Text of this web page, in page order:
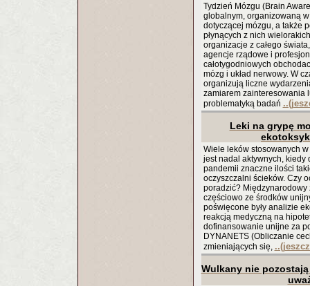
Tydzień Mózgu (Brain
globalnym, organizowaną
dotyczącej mózgu, a także
płynących z nich
organizacje z całego
agencje rządowe i
całotygodniowych
mózg i układ nerwowy. W
organizują liczne
zamiarem zainteresowania
problematyką badań
Leki na grypę
Wiele leków stosowanych
jest nadal aktywnych, kiedy
pandemii znaczne ilości
oczyszczalni ścieków. Czy
poradzić? Międzynarodowy
częściowo ze środków
poświęcone były analizie
reakcją medyczną na
dofinansowanie unijne za
DYNANETS (Obliczanie
zmieniających się,
Wulkany nie